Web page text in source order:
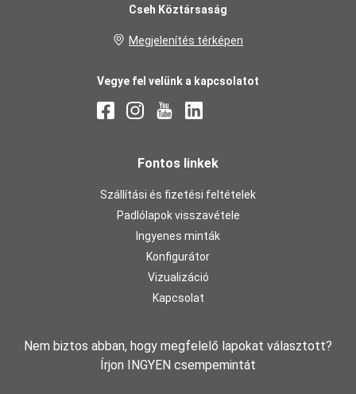
Cseh Köztársaság
Megjelenítés térképen
Vegye fel velünk a kapcsolatot
Fontos linkek
Szállítási és fizetési feltételek
Padlólapok visszavétele
Ingyenes minták
Konfigurátor
Vizualizáció
Kapcsolat
Nem biztos abban, hogy megfelelő lapokat választott?
Írjon INGYEN csempemintát